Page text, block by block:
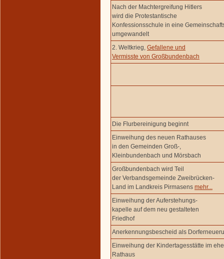
Nach der Machtergreifung Hitlers
wird die Protestantische
Konfessionsschule in eine
umgewandelt
2. Weltkrieg, Gefallene und
Vermisste von Großbundenbach
Die Flurbereinigung beginnt
Einweihung des neuen Rathauses
in den Gemeinden Groß-,
Kleinbundenbach und Mörsbach
Großbundenbach wird Teil
der Verbandsgemeinde Zweibrücken-
Land im Landkreis Pirmasens mehr...
Einweihung der Auferstehungs-
kapelle auf dem neu gestalteten
Friedhof
Anerkennungsbescheid als
Einweihung der Kindertagesstätte im
Rathaus